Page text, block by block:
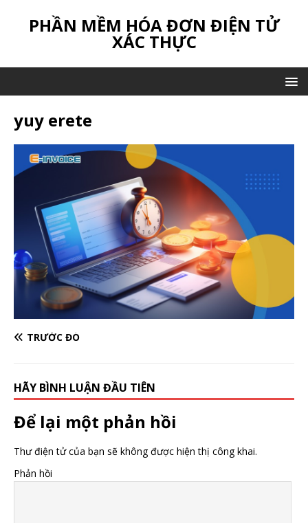
PHẦN MỀM HÓA ĐƠN ĐIỆN TỬ
XÁC THỰC
yuy erete
TRƯỚC ĐÓ
HÃY BÌNH LUẬN ĐẦU TIÊN
Để lại một phản hồi
Thư điện tử của bạn sẽ không được hiện thị công khai.
Phản hồi